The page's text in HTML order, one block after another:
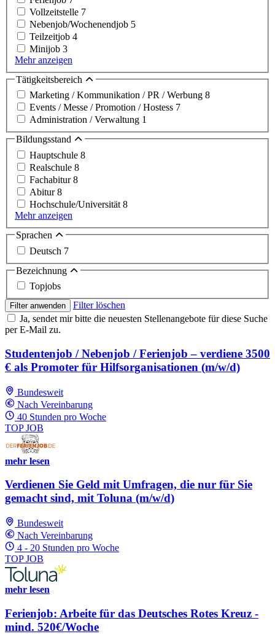
Vollzeitstelle 7
Nebenjob/Wochenendjob 5
Teilzeitjob 4
Minijob 3
Mehr anzeigen
Tätigkeitsbereich
Marketing / Kommunikation / PR / Werbung 8
Events / Messe / Promotion / Hostess 7
Administration / Verwaltung 1
Bildungsstand
Hauptschule 8
Realschule 8
Fachabitur8
Abitur8
Hochschule/Universität 8
Mehr anzeigen
Sprachen
Deutsch 7
Bezeichnung
Topjobs
Filter anwenden
Filter löschen
Ja, sendet mir bitte die neuesten Stellenangebote für diese Suche
per E-Mail zu.
Studentenjob / Nebenjob / Ferienjob – verdiene 3500
€ als Promoter für Hilfsorganisationen (m/w/d)
Bundesweit
Nach Vereinbarung
40 Stunden pro Woche
TOP JOB
mehr lesen
Verdienen Sie Geld mit Umfragen, die nur für Sie
gemacht sind, mit Toluna (m/w/d)
Bundesweit
Nach Vereinbarung
4 - 20 Stunden pro Woche
TOP JOB
mehr lesen
Ferienjob: Arbeite für das Deutsches Rotes Kreuz -
mind. 520€/Woche